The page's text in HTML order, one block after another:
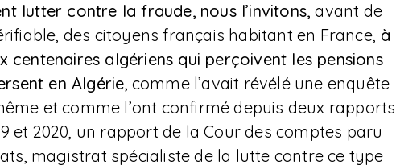
lutter contre la fraude, nous l’invitons,avant de
des citoyens français habitant en France, à
centenaires algériens qui perçoivent les pensions
en Algérie, comme l’avait révélé une enquête
et comme l’ont confirmé depuis deux rapports
et 2020, un rapport de la Cour des comptes paru
magistrat spécialiste de la lutte contre ce type